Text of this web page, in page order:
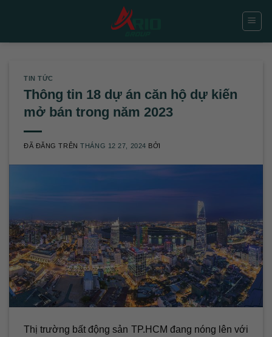
TIN TỨC
Thông tin 18 dự án căn hộ dự kiến
mở bán trong năm 2023
ĐÃ ĐĂNG TRÊNTHÁNG 12 27, 2024 BỞI
Thị trường bất động sản TP.HCM đang nóng lên với